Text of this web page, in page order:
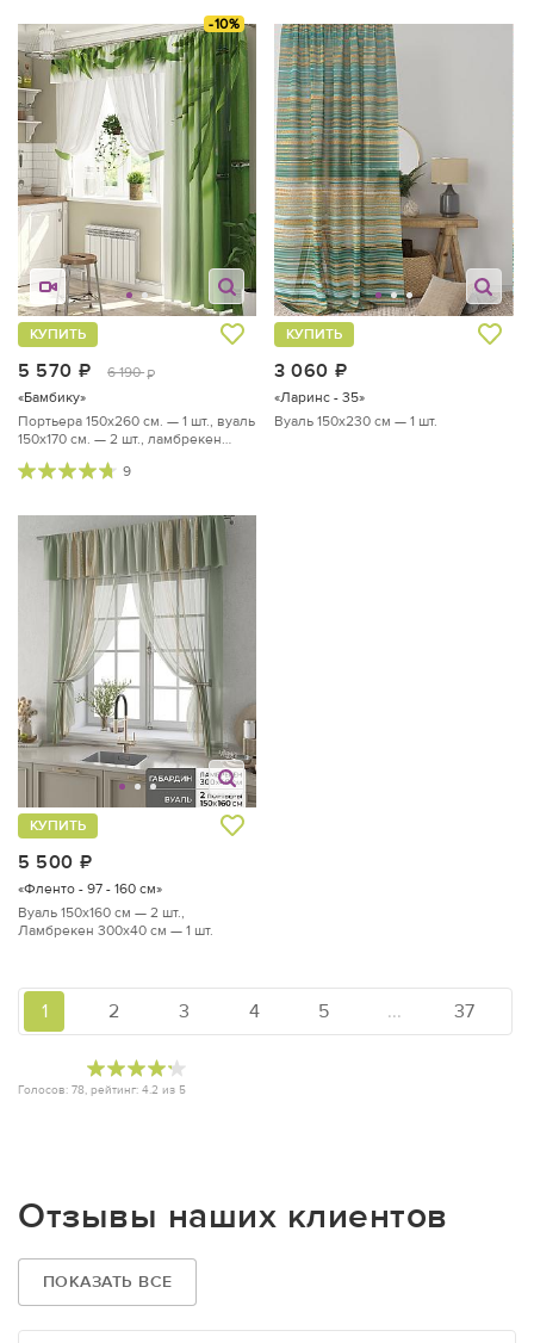
-10%
5 570 руб.
6 190 руб.
КУПИТЬ
«Бамбику»
Портьера 150х260 см. — 1 шт., вуаль
150х170 см. — 2 шт., ламбрекен
9
3 060
КУПИТЬ
«Ларинс - 35»
Вуаль 150х230 см — 1 шт.
5 500
КУПИТЬ
«Фленто - 97 - 160 см»
Вуаль 150х160 см — 2 шт.,
Ламбрекен 300х40 см — 1 шт.
Голосов: 78, рейтинг: 4.2 из 5
1 2 3 4 5 ... 37
Отзывы наших клиентов
ПОКАЗАТЬ ВСЕ